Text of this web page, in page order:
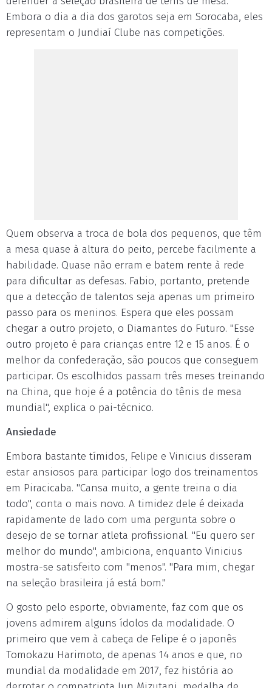
Embora o dia a dia dos garotos seja em Sorocaba, eles
representam o Jundiaí Clube nas competições.
Quem observa a troca de bola dos pequenos, que têm
a mesa quase à altura do peito, percebe facilmente a
habilidade. Quase não erram e batem rente à rede
para dificultar as defesas. Fabio, portanto, pretende
que a detecção de talentos seja apenas um primeiro
passo para os meninos. Espera que eles possam
chegar a outro projeto, o Diamantes do Futuro. "Esse
outro projeto é para crianças entre 12 e 15 anos. É o
melhor da confederação, são poucos que conseguem
participar. Os escolhidos passam três meses treinando
na China, que hoje é a potência do tênis de mesa
mundial", explica o pai-técnico.
Ansiedade
Embora bastante tímidos, Felipe e Vinicius disseram
estar ansiosos para participar logo dos treinamentos
em Piracicaba. "Cansa muito, a gente treina o dia
todo", conta o mais novo. A timidez dele é deixada
rapidamente de lado com uma pergunta sobre o
desejo de se tornar atleta profissional. "Eu quero ser
melhor do mundo", ambiciona, enquanto Vinicius
mostra-se satisfeito com "menos". "Para mim, chegar
na seleção brasileira já está bom."
O gosto pelo esporte, obviamente, faz com que os
jovens admirem alguns ídolos da modalidade. O
primeiro que vem à cabeça de Felipe é o japonês
Tomokazu Harimoto, de apenas 14 anos e que, no
mundial da modalidade em 2017, fez história ao